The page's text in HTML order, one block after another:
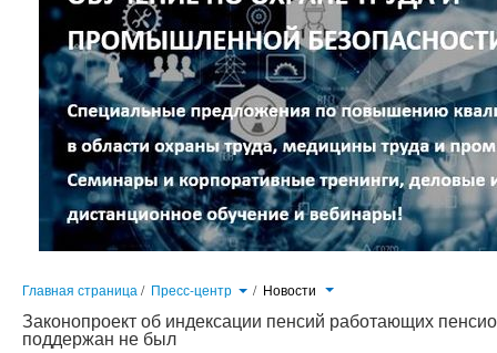
Главная страница / Пресс-центр / Новости
Законопроект об индексации пенсий работающих
поддержан не был